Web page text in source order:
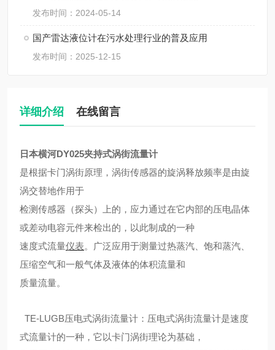
发布时间：2024-05-14
国产雷达液位计在污水处理行业的普及应用
发布时间：2025-12-15
详细介绍 在线留言
日本横河DY025夹持式涡街流量计
是根据卡门涡街原理，涡街传感器的旋涡释放频率是由旋
涡交替地作用于
检测传感器（探头）上的，应力通过在它内部的压电晶体
或差动电容元件来检出的，以此制成的一种
速度式流量仪表。广泛应用于测量过热蒸汽、饱和蒸汽、
压缩空气和一般气体及液体的体积流量和
质量流量。
TE-LUGB压电式涡街流量计：压电式涡街流量计是速度
式流量计的一种，它以卡门涡街理论为基础，